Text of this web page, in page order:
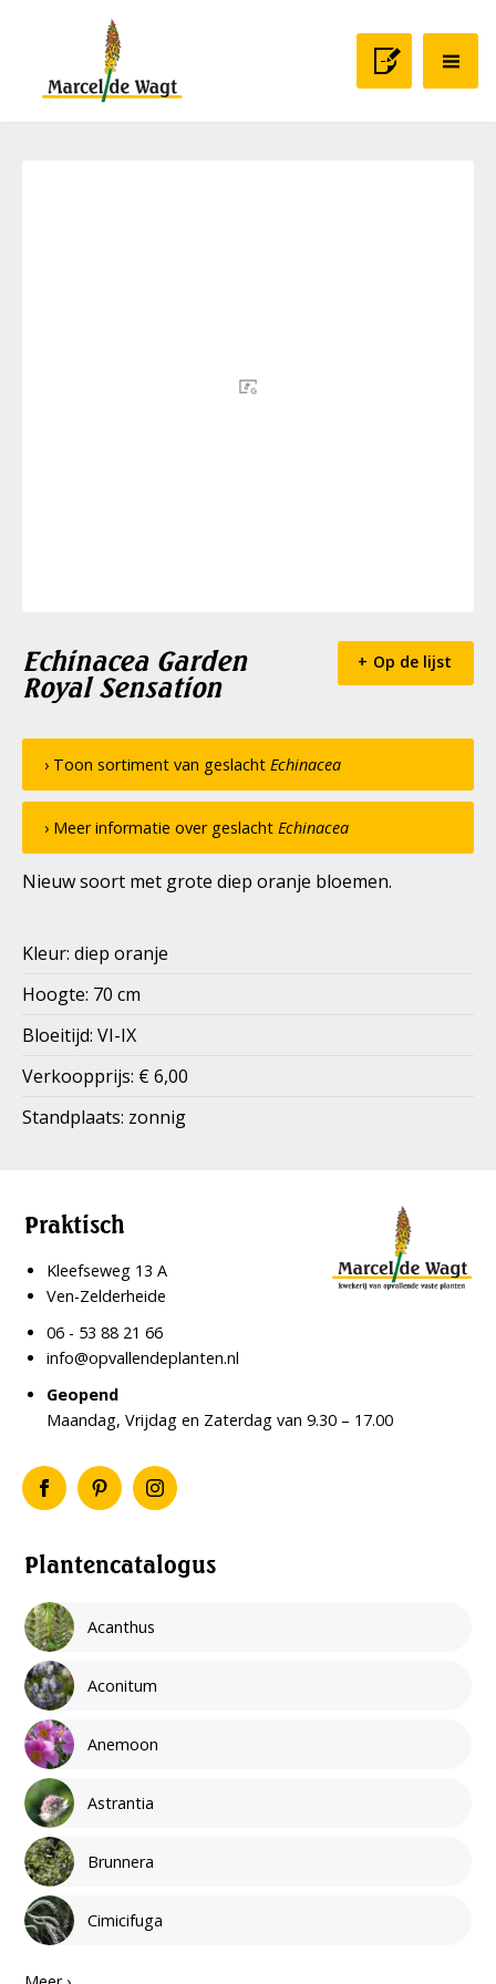
Echinacea Garden
Royal Sensation
Op de lijst
› Toon sortiment van geslacht Echinacea
› Meer informatie over geslacht Echinacea
Nieuw soort met grote diep oranje bloemen.
Kleur: diep oranje
Hoogte: 70 cm
Bloeitijd: VI-IX
Verkoopprijs: € 6,00
Standplaats: zonnig
Plantencatalogus
Acanthus
Aconitum
Anemoon
Astrantia
Brunnera
Cimicifuga
Praktisch
Kleefseweg 13 A
Ven-Zelderheide
06 - 53 88 21 66
info@opvallendeplanten.nl
Geopend
Maandag, Vrijdag en Zaterdag van 9.30 – 17.00